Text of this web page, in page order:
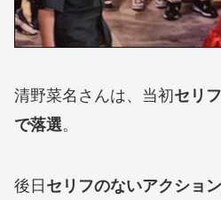
清野菜名さんは、当初セリ
で落選。
後日セリフのないアクショ